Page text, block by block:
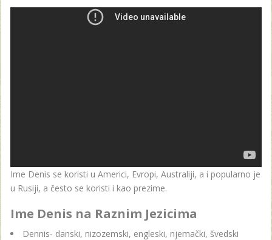
Ime Denis se koristi u Americi, Evropi, Australiji, a i popularno je
u Rusiji, a često se koristi i kao prezime.
Ime Denis na Raznim Jezicima
Dennis- danski, nizozemski, engleski, njemački, švedski